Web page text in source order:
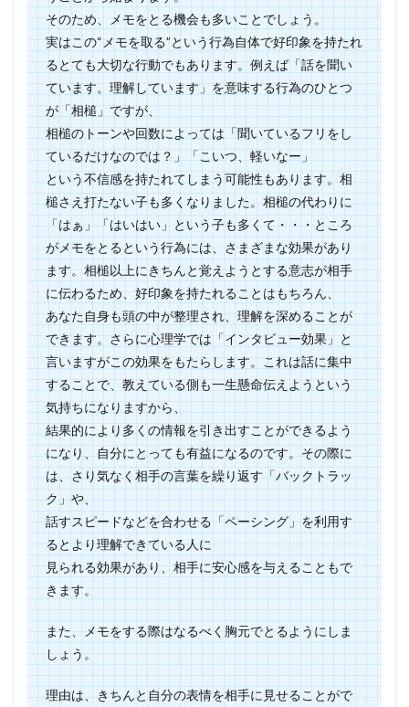
そのため、メモをとる機会も多いことでしょう。
実はこの“メモを取る”という行為自体で好印象を持たれ
るとても大切な行動でもあります。例えば「話を聞い
ています。理解しています」を意味する行為のひとつ
が「相槌」ですが、
相槌のトーンや回数によっては「聞いているフリをし
ているだけなのでは？」「こいつ、軽いなー」
という不信感を持たれてしまう可能性もあります。相
槌さえ打たない子も多くなりました。相槌の代わりに
「はぁ」「はいはい」という子も多くて・・・ところ
がメモをとるという行為には、さまざまな効果があり
ます。相槌以上にきちんと覚えようとする意志が相手
に伝わるため、好印象を持たれることはもちろん、
あなた自身も頭の中が整理され、理解を深めることが
できます。さらに心理学では「インタビュー効果」と
言いますがこの効果をもたらします。これは話に集中
することで、教えている側も一生懸命伝えようという
気持ちになりますから、
結果的により多くの情報を引き出すことができるよう
になり、自分にとっても有益になるのです。その際に
は、さり気なく相手の言葉を繰り返す「バックトラッ
ク」や、
話すスピードなどを合わせる「ペーシング」を利用す
るとより理解できている人に
見られる効果があり、相手に安心感を与えることもで
きます。
また、メモをする際はなるべく胸元でとるようにしま
しょう。
理由は、きちんと自分の表情を相手に見せることがで